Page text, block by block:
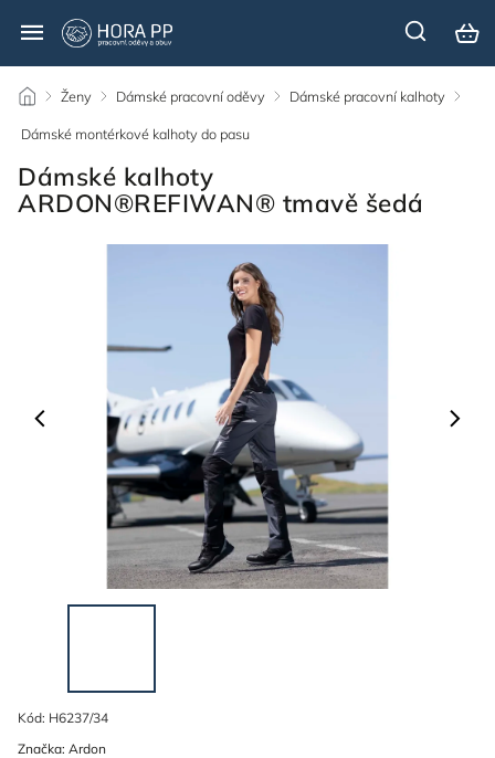
/ Ženy / Dámské pracovní oděvy / Dámské pracovní kalhoty /
Dámské montérkové kalhoty do pasu
Dámské kalhoty
ARDON®REFIWAN® tmavě šedá
Kód: H6237/34
Značka: Ardon